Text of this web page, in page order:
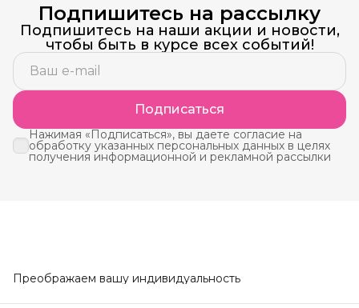
Подпишитесь на рассылку
Подпишитесь на наши акции и новости,
чтобы быть в курсе всех событий!
Подписаться
Нажимая «Подписаться», вы даете согласие на
обработку указанных персональных данных в целях
получения информационной и рекламной рассылки
Преображаем вашу индивидуальность